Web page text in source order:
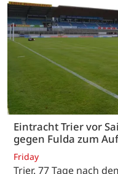
Eintracht Trier vor
gegen Fulda zum
Friday
Trier. 77 Tage nach